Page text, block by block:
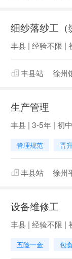
细纱落纱工（
丰县 | 经验不限 |
丰县站 徐州
生产管理
丰县 | 3-5年 | 初中
管理规范 晋
丰县站 徐州
设备维修工
丰县 | 经验不限 |
五险一金 包